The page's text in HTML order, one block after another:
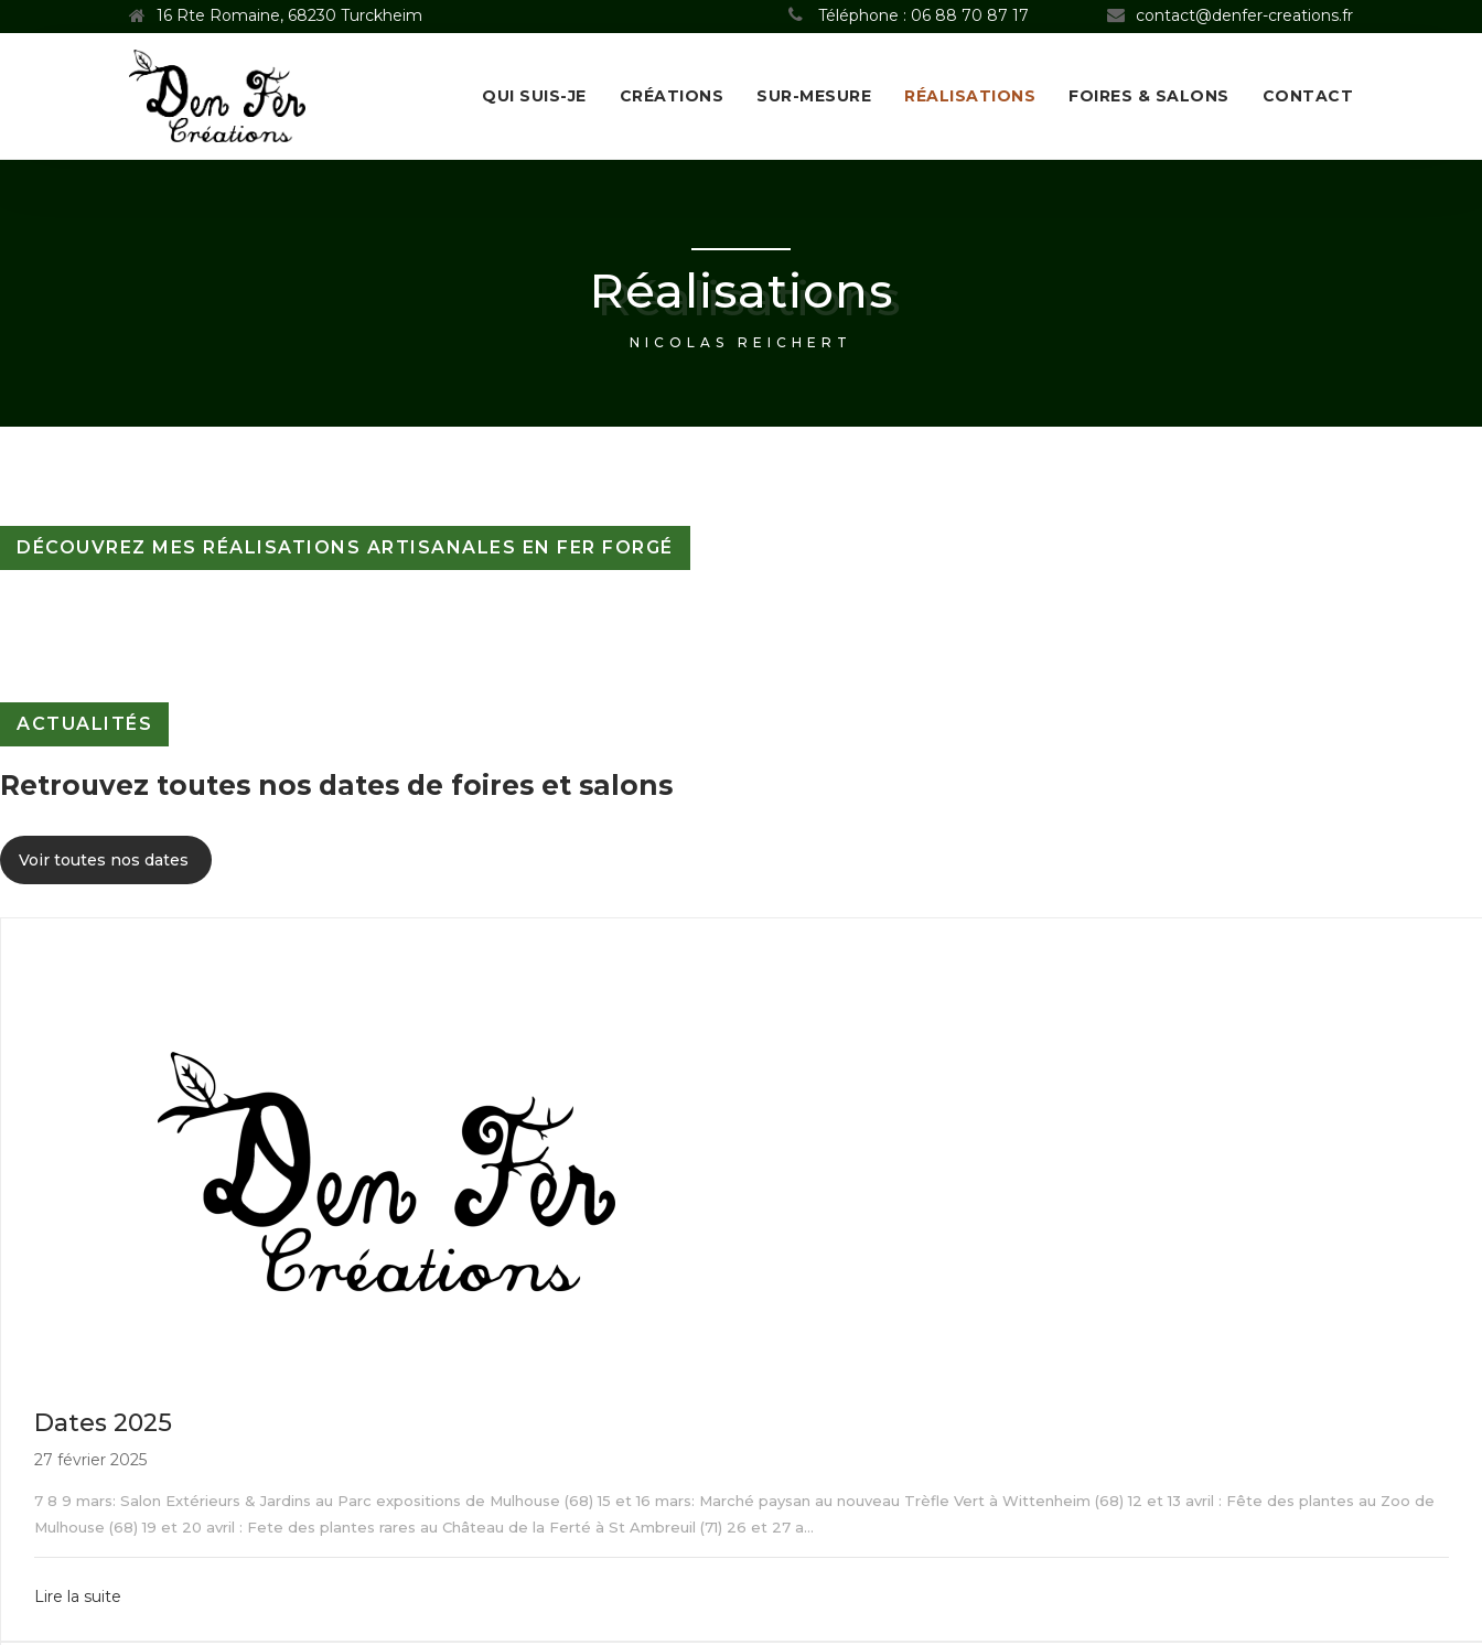
16 Rte Romaine, 68230 Turckheim Téléphone : 06 88 70 87 17 contact@denfer-creations.fr
QUI SUIS-JE CRÉATIONS SUR-MESURE RÉALISATIONS FOIRES & SALONS CONTACT
Réalisations
NICOLAS REICHERT
DÉCOUVREZ MES RÉALISATIONS ARTISANALES EN FER FORGÉ
ACTUALITÉS
Retrouvez toutes nos dates de foires et salons
Voir toutes nos dates
Dates 2025
27 février 2025
7 8 9 mars: Salon Extérieurs & Jardins au Parc expositions de Mulhouse (68) 15 et 16 mars: Marché paysan au nouveau Trèfle Vert à Wittenheim (68) 12 et 13 avril : Fête des plantes au Zoo de
Mulhouse (68) 19 et 20 avril : Fete des plantes rares au Château de la Ferté à St Ambreuil (71) 26 et 27 a...
Lire la suite